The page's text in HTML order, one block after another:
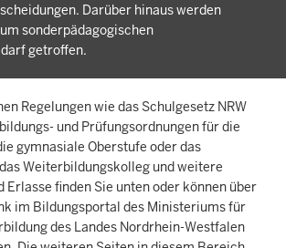
Darüber hinaus werden
sonderpädagogischen
getroffen.
Regelungen wie das Schulgesetz NRW
und Prüfungsordnungen für die
gymnasiale Oberstufe oder das
Weiterbildungskolleg und weitere
Erlasse finden Sie unten oder können über
im Bildungsportal des Ministeriums für
des Landes Nordrhein-Westfalen